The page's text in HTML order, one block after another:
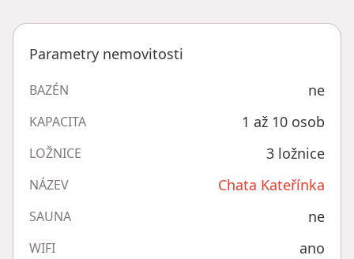
Parametry nemovitosti
BAZÉN ne
KAPACITA 1 až 10 osob
LOŽNICE 3 ložnice
NÁZEV Chata Kateřínka
SAUNA ne
WIFI ano